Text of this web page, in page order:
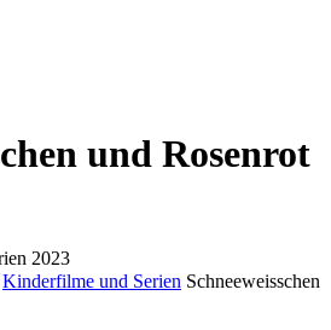
und Rosenrot
2023
Kinderfilme und Serien Schneeweisschen